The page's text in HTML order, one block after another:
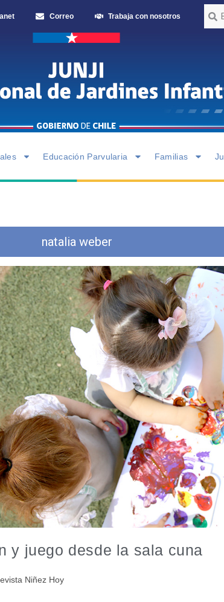
Correo Trabaja con nosotros
Educación Parvularia Familias
natalia weber
y juego desde la sala cuna
Niñez Hoy